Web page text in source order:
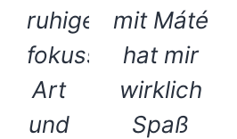
ruhigen,
fokussierten
Art
und
mit Máté
hat mir
wirklich
Spaß